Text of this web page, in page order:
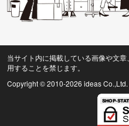
当サイト内に掲載している画像や文
用することを禁じます。
Copyright © 2010-2026 ideas